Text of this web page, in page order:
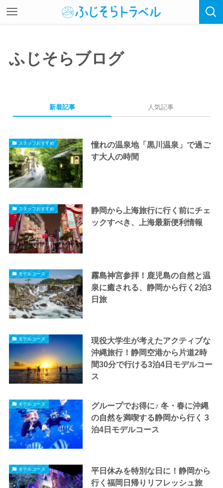
ふじそらブログ
新着記事 人気記事
スタッフおすすめ
憧れの温泉地「黒川温泉」で過ご
す大人の時間
スタッフおすすめ
静岡から上海旅行に行く前にチェ
ックすべき、上海最新便利情報
モデルコース
霧島神宮参拝！鹿児島の自然と温
泉に癒される、静岡から行く2泊3
日旅
モデルコース
現役大学生が考えたアクティブな
沖縄旅行！静岡空港から片道2時
間30分で行ける3泊4日モデルコー
ス
モデルコース
グループでお得に♪ 冬・春に沖縄
の自然を満喫する静岡から行く 3
泊4日モデルコース
モデルコース
平日休みを特別な日に！静岡から
行く福岡日帰りリフレッシュ旅